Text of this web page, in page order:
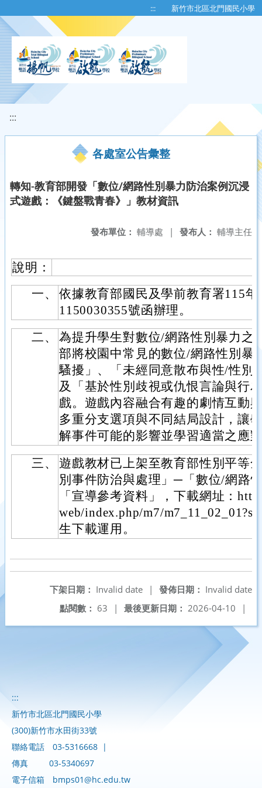
::: 新竹市北區北門國民小學
:::
各處室公告彙整
轉知-教育部開發「數位/網路性別暴力防治案例沉浸
式遊戲：《鍵盤戰青春》」教材資訊
發布人： 輔導主任
發布單位： 輔導處 |
說明：
一、
依據教育部國民及學前教育署115
1150030355號函辦理。
二、
為提升學生對數位/網路性別暴力之
部將校園中常見的數位/網路性別暴
騷擾」、「未經同意散布與性/性別
及「基於性別歧視或仇恨言論與行
戲。遊戲內容融合有趣的劇情互動
多重分支選項與不同結局設計，讓
解事件可能的影響並學習適當之應
三、
遊戲教材已上架至教育部性別平等
別事件防治與處理」─「數位/網路
「宣導參考資料」，下載網址：
web/index.php/m7/
生下載運用。
發佈日期： Invalid date
下架日期： Invalid date
|
最後更新日期： 2026-04-10 |
點閱數： 63 |
:::
新竹市北區北門國民小學
(300)新竹市水田街33號
聯絡電話
03-5316668 |
傳真
03-5340697
電子信箱
bmps01@hc.edu.tw